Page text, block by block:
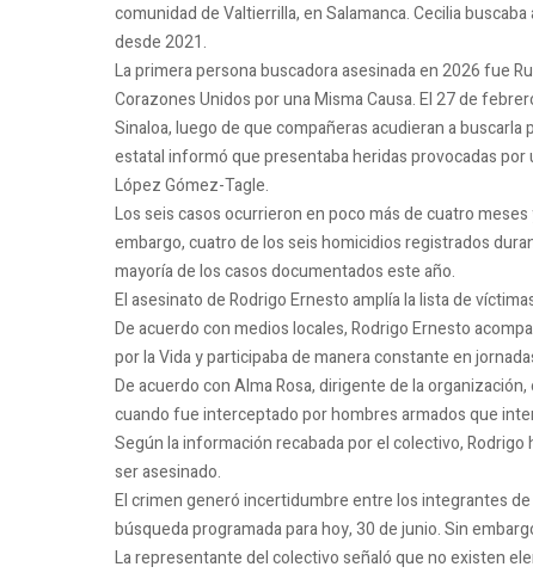
comunidad de Valtierrilla, en Salamanca. Cecilia
desde 2021.
La primera persona buscadora asesinada en 2026 fue
Corazones Unidos por una Misma Causa. El 27 de
Sinaloa, luego de que compañeras acudieran a
estatal informó que presentaba heridas provocadas por
López Gómez-Tagle.
Los seis casos ocurrieron en poco más de cuatro
embargo, cuatro de los seis homicidios registrados
mayoría de los casos documentados este año.
El asesinato de Rodrigo Ernesto amplía la lista de
De acuerdo con medios locales, Rodrigo Ernesto
por la Vida y participaba de manera constante en
De acuerdo con Alma Rosa, dirigente de la
cuando fue interceptado por hombres armados que
Según la información recabada por el colectivo,
ser asesinado.
El crimen generó incertidumbre entre los integrantes
búsqueda programada para hoy, 30 de junio. Sin
La representante del colectivo señaló que no existen